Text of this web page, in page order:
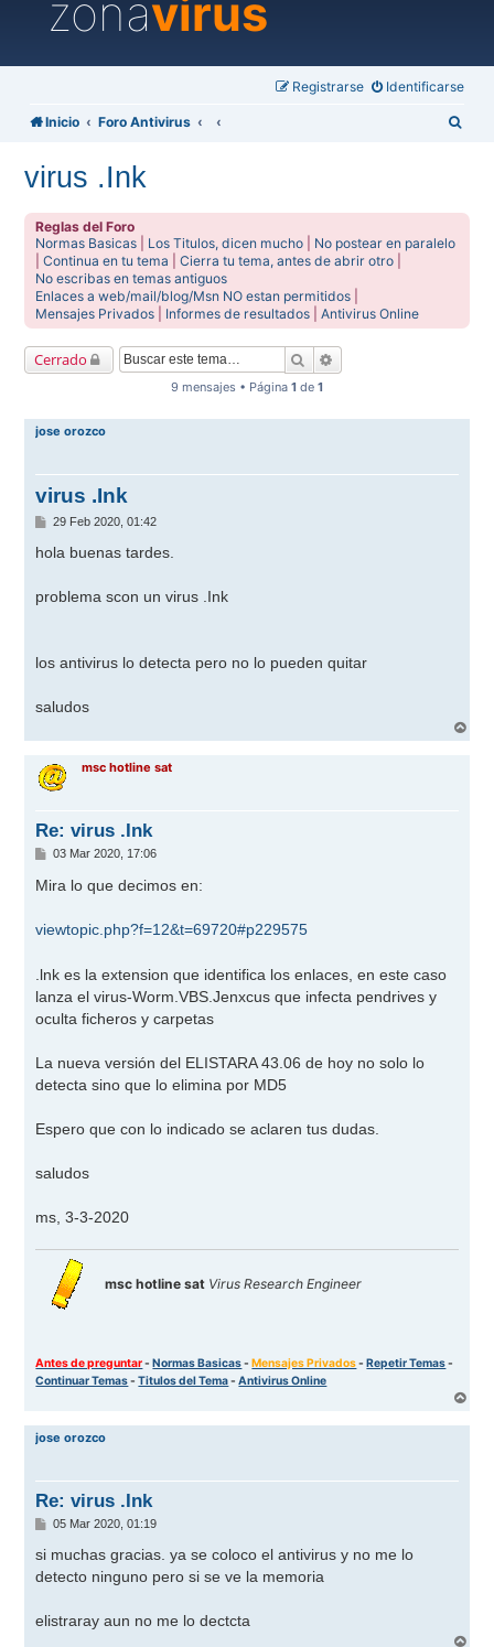
zonavirus
Identificarse
Registrarse
Inicio Foro Antivirus
virus .Ink
Reglas del Foro
Normas Basicas
Los Titulos, dicen mucho
No postear en paralelo
|Continua en tu tema |Cierra tu tema, antes de abrir otro
No escribas en temas antiguos
Enlaces a web/mail/blog/Msn NO estan permitidos
Mensajes Privados
Informes de resultados |Antivirus Online
Cerrado Buscar
9 mensajes • Página 1 de 1
jose orozco
virus .Ink
M
n
j
e
29 Feb 2020, 01:42
hola buenas tardes.
problema scon un virus .Ink
los antivirus lo detecta pero no lo pueden quitar
saludos
r
msc hotline sat
Re: virus .Ink
M
n
s
e
03 Mar 2020, 17:06
Mira lo que decimos en:
viewtopic.php?f=12&t=69720#p229575
.lnk es la extension que identifica los enlaces, en este caso
lanza el virus-Worm.VBS.Jenxcus que infecta pendrives y
oculta ficheros y carpetas
La nueva versión del ELISTARA 43.06 de hoy no solo lo
detecta sino que lo elimina por MD5
Espero que con lo indicado se aclaren tus dudas.
saludos
ms, 3-3-2020
msc hotline sat Virus Research Engineer
Antes de preguntar-Normas Basicas-Mensajes Privados-Repetir Temas-
Continuar Temas-Titulos del Tema-Antivirus Online
r
jose orozco
Re: virus .Ink
M
n
a
05 Mar 2020, 01:19
si muchas gracias. ya se coloco el antivirus y no me lo
detecto ninguno pero si se ve la memoria
elistraray aun no me lo dectcta